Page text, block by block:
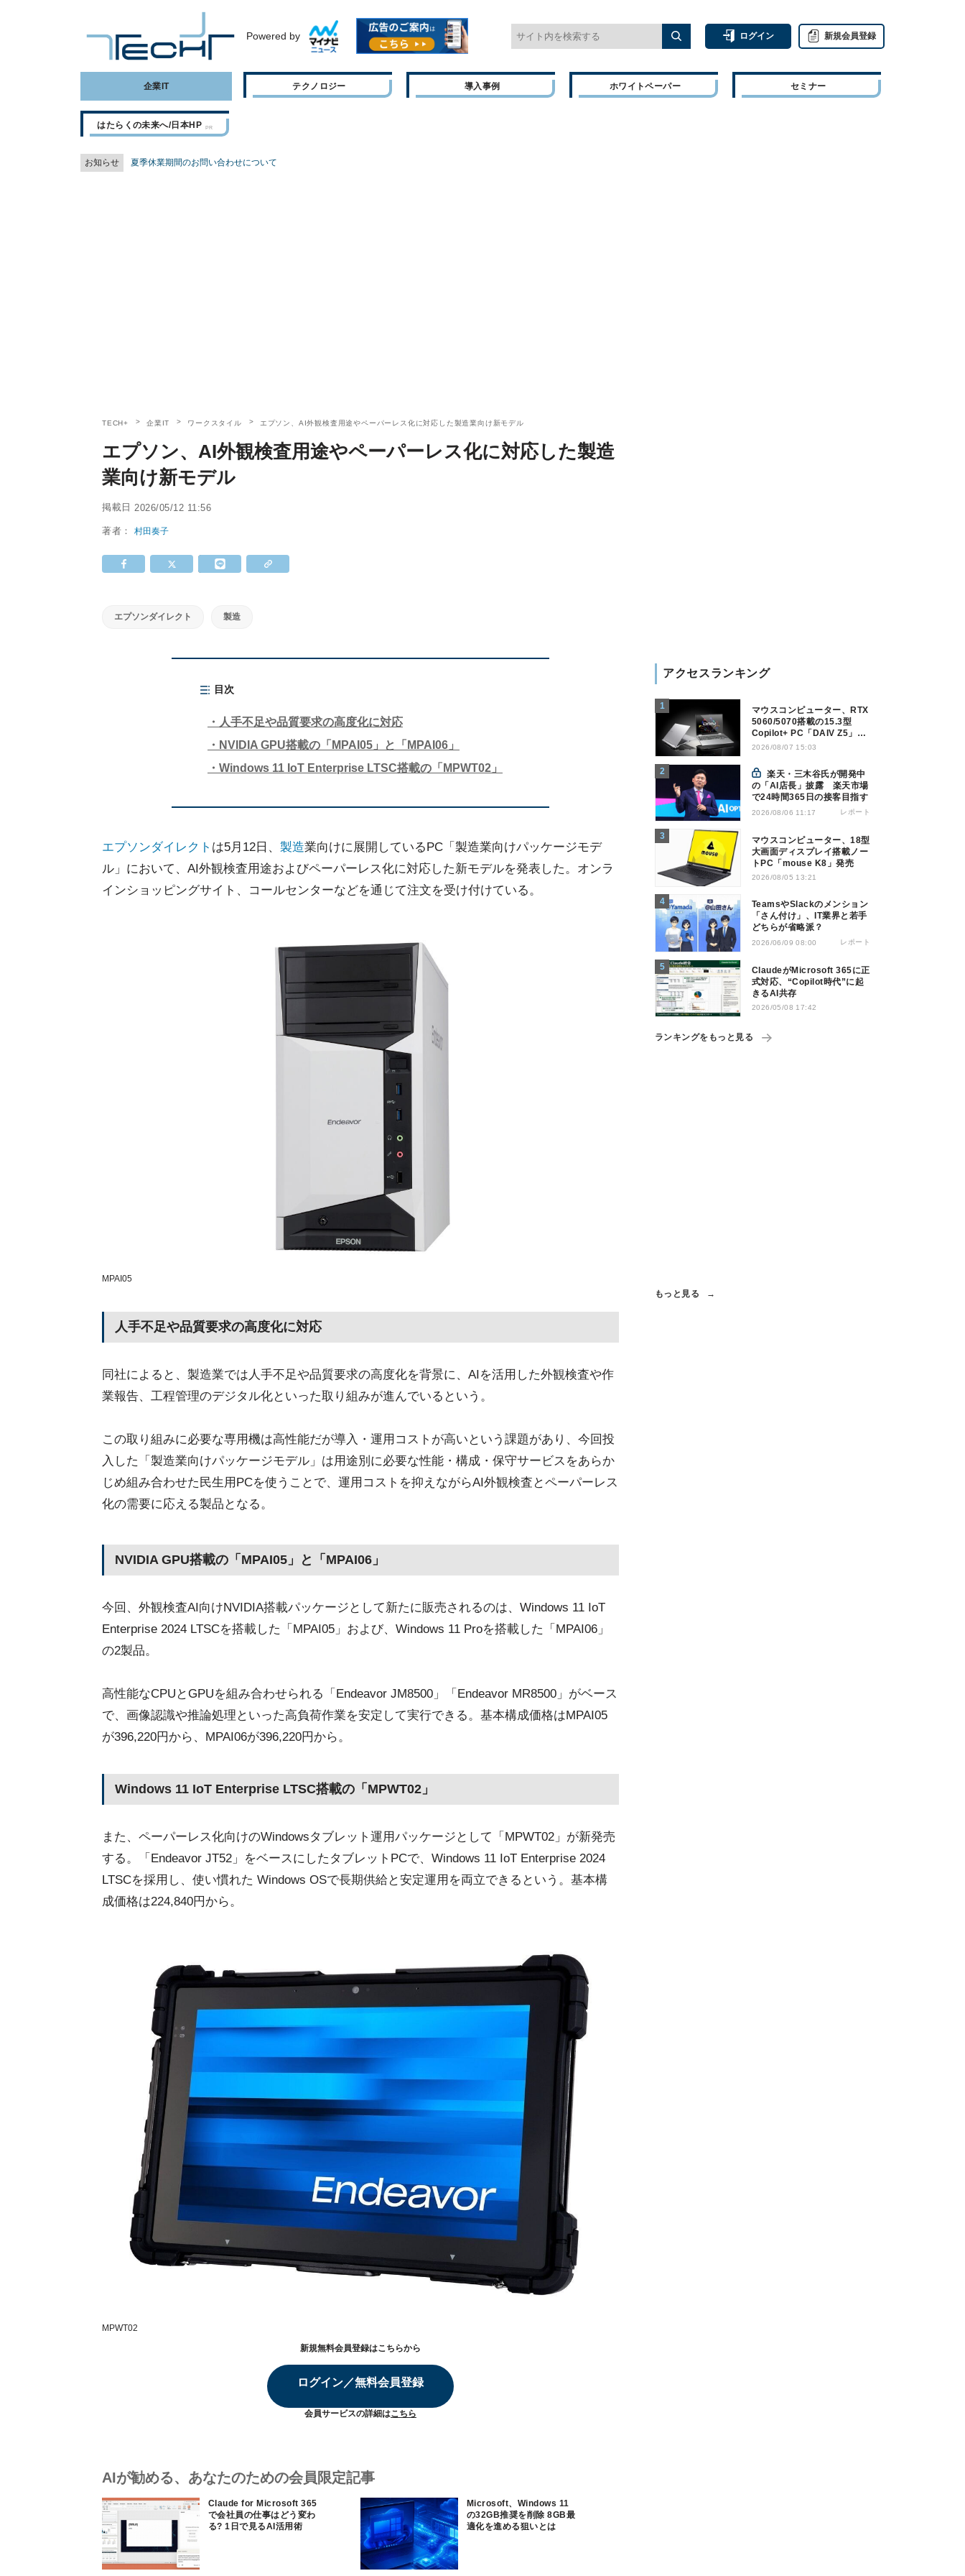
Powered by ログイン 新規会員登録
企業IT テクノロジー 導入事例 ホワイトペーパー セミナー
はたらくの未来へ/日本HP
お知らせ 夏季休業期間のお問い合わせについて
TECH+ 企業IT ワークスタイル エプソン、AI外観検査用途やペーパーレス化に対応した製造業向け新モデル
エプソン、AI外観検査用途やペーパーレス化に対応した製造
業向け新モデル
掲載日 2026/05/12 11:56
著者：村田奏子
エプソンダイレクト 製造
目次
人手不足や品質要求の高度化に対応
NVIDIA GPU搭載の「MPAI05」と「MPAI06」
Windows 11 IoT Enterprise LTSC搭載の「MPWT02」
エプソンダイレクト は5月12日、 製造業向けに展開しているPC「製造業向けパッケージモデ
ル」において、AI外観検査用途およびペーパーレス化に対応した新モデルを発表した。オンラ
インショッピングサイト、コールセンターなどを通じて注文を受け付けている。
MPAI05
人手不足や品質要求の高度化に対応
同社によると、製造業では人手不足や品質要求の高度化を背景に、AIを活用した外観検査や作
業報告、工程管理のデジタル化といった取り組みが進んでいるという。
この取り組みに必要な専用機は高性能だが導入・運用コストが高いという課題があり、今回投
入した「製造業向けパッケージモデル」は用途別に必要な性能・構成・保守サービスをあらか
じめ組み合わせた民生用PCを使うことで、運用コストを抑えながらAI外観検査とペーパーレス
化の需要に応える製品となる。
NVIDIA GPU搭載の「MPAI05」と「MPAI06」
今回、外観検査AI向けNVIDIA搭載パッケージとして新たに販売されるのは、Windows 11 IoT
Enterprise 2024 LTSCを搭載した「MPAI05」および、Windows 11 Proを搭載した「MPAI06」
の2製品。
高性能なCPUとGPUを組み合わせられる「Endeavor JM8500」「Endeavor MR8500」がベース
で、画像認識や推論処理といった高負荷作業を安定して実行できる。基本構成価格はMPAI05
が396,220円から、MPAI06が396,220円から。
Windows 11 IoT Enterprise LTSC搭載の「MPWT02」
また、ペーパーレス化向けのWindowsタブレット運用パッケージとして「MPWT02」が新発売
する。「Endeavor JT52」をベースにしたタブレットPCで、Windows 11 IoT Enterprise 2024
LTSCを採用し、使い慣れた Windows OSで長期供給と安定運用を両立できるという。基本構
成価格は224,840円から。
MPWT02
新規無料会員登録はこちらから
ログイン／無料会員登録
会員サービスの詳細はこちら
AIが勧める、あなたのための会員限定記事
Claude for Microsoft 365
で会社員の仕事はどう変わ
る? 1日で見るAI活用術
Microsoft、Windows 11
の32GB推奨を削除 8GB最
適化を進める狙いとは
アクセスランキング
マウスコンピューター、RTX
5060/5070搭載の15.3型
Copilot+ PC「DAIV Z5」発
売
2026/08/07 15:03
楽天・三木谷氏が開発中
の「AI店長」披露 楽天市場
で24時間365日の接客目指す
2026/08/06 11:17 レポート
マウスコンピューター、18型
大画面ディスプレイ搭載ノー
トPC「mouse K8」発売
2026/08/05 13:21
TeamsやSlackのメンション
「さん付け」、IT業界と若手
どちらが省略派？
2026/06/09 08:00 レポート
ClaudeがMicrosoft 365に正
式対応、“Copilot時代”に起
きるAI共存
2026/05/08 17:42
ランキングをもっと見る
もっと見る